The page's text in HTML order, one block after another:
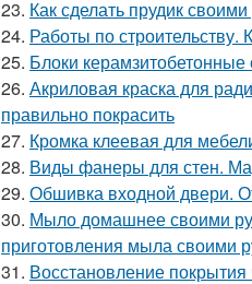
23. Как сделать прудик
24. Работы по строительству.
25. Блоки
26. Акриловая краска для
правильно покрасить
27. Кромка клеевая для
28. Виды фанеры для стен.
29. Обшивка входной двери.
30. Мыло домашнее своими
приготовления мыла своими
31. Восстановление